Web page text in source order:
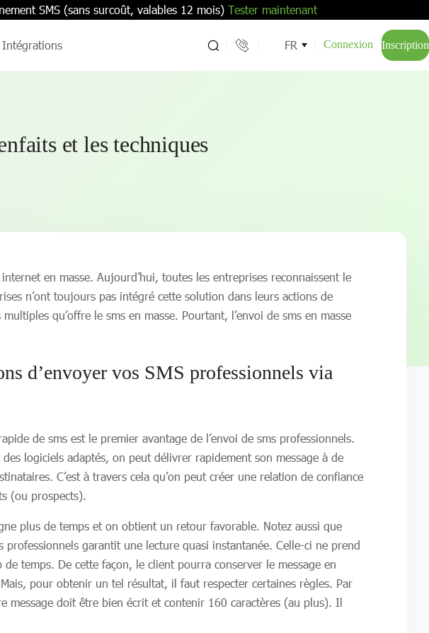
SMS (sans surcoût, valables 12 mois) Tester maintenant
Intégrations FR Connexion Inscription
et les techniques
en masse. Aujourd’hui, toutes les entreprises reconnaissent le
n’ont toujours pas intégré cette solution dans leurs actions de
qu’offre le sms en masse. Pourtant, l’envoi de sms en masse
d’envoyer vos SMS professionnels via
de sms est le premier avantage de l’envoi de sms professionnels.
des logiciels adaptés, on peut délivrer rapidement son message à de
C’est à travers cela qu’on peut créer une relation de confiance
(ou prospects).
plus de temps et on obtient un retour favorable. Notez aussi que
professionnels garantit une lecture quasi instantanée. Celle-ci ne prend
de temps. De cette façon, le client pourra conserver le message en
pour obtenir un tel résultat, il faut respecter certaines règles. Par
message doit être bien écrit et contenir 160 caractères (au plus). Il